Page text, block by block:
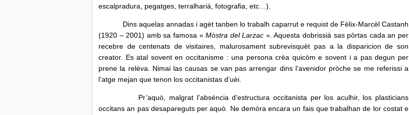
escalpradura, pegatges, terralhariá, fotografia, etc…).
Dins aquelas annadas i agèt tanben lo trabalh caparrut e requist de Fèlix-Marcèl Castanh
(1920 – 2001) amb sa famosa «Mòstra del Larzac ». Aquesta dobrissiá sas pòrtas cada an per
recebre de centenats de visitaires, malurosament subrevisquèt pas a la disparicion de son
creator. Es atal sovent en occitanisme : una persona crèa quicòm e sovent i a pas degun per
prene la relèva. Nimai las causas se van pas arrengar dins l’avenidor pròche se me referissi a
l’atge mejan que tenon los occitanistas d’uèi.
Pr’aquò, malgrat l’abséncia d’estructura occitanista per los aculhir, los plasticians
occitans an pas desapareguts per aquò. Ne demòra encara un fais que trabalhan de lor costat e